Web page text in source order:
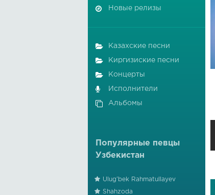
Новые релизы
Казахские песни
Киргизиские песни
Концерты
Исполнители
Альбомы
Популярные певцы
Узбекистан
Ulug'bek Rahmatullayev
Shahzoda